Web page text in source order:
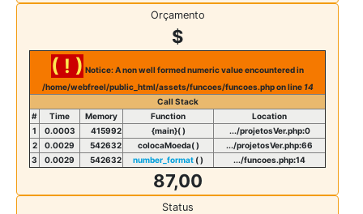
Orçamento
$
( ! ) Notice: A non well formed numeric value encountered in
/home/webfreel/public_html/assets/funcoes/funcoes.php on line 14
Call Stack
#
Time Memory Function
Location
1
0.0003 415992 {main}( ) .../projetosVer.php:0
2
0.0029 542632 colocaMoeda( ) .../projetosVer.php:66
3
0.0029 542632 number_format ( ) .../funcoes.php:14
87,00
Status